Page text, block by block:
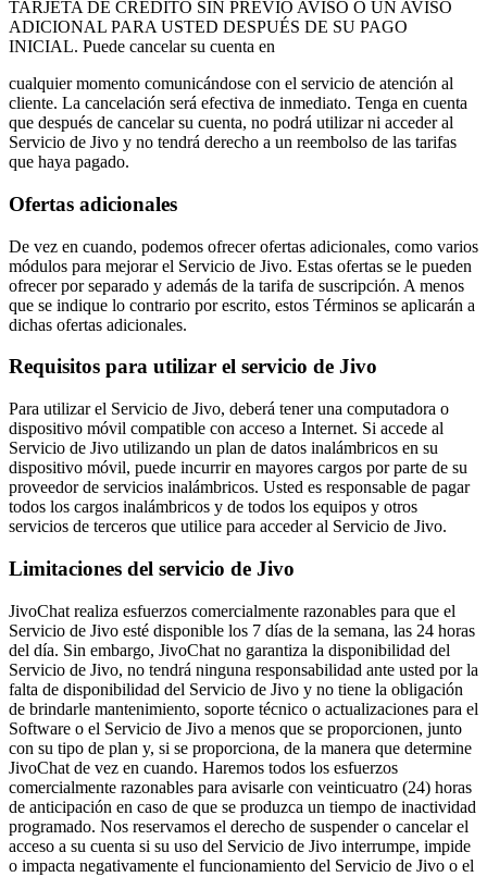
TARJETA DE CRÉDITO SIN PREVIO AVISO O UN AVISO
ADICIONAL PARA USTED DESPUÉS DE SU PAGO
INICIAL. Puede cancelar su cuenta en
cualquier momento comunicándose con el servicio de atención al
cliente. La cancelación será efectiva de inmediato. Tenga en cuenta
que después de cancelar su cuenta, no podrá utilizar ni acceder al
Servicio de Jivo y no tendrá derecho a un reembolso de las tarifas
que haya pagado.
Ofertas adicionales
De vez en cuando, podemos ofrecer ofertas adicionales, como varios
módulos para mejorar el Servicio de Jivo. Estas ofertas se le pueden
ofrecer por separado y además de la tarifa de suscripción. A menos
que se indique lo contrario por escrito, estos Términos se aplicarán a
dichas ofertas adicionales.
Requisitos para utilizar el servicio de Jivo
Para utilizar el Servicio de Jivo, deberá tener una computadora o
dispositivo móvil compatible con acceso a Internet. Si accede al
Servicio de Jivo utilizando un plan de datos inalámbricos en su
dispositivo móvil, puede incurrir en mayores cargos por parte de su
proveedor de servicios inalámbricos. Usted es responsable de pagar
todos los cargos inalámbricos y de todos los equipos y otros
servicios de terceros que utilice para acceder al Servicio de Jivo.
Limitaciones del servicio de Jivo
JivoChat realiza esfuerzos comercialmente razonables para que el
Servicio de Jivo esté disponible los 7 días de la semana, las 24 horas
del día. Sin embargo, JivoChat no garantiza la disponibilidad del
Servicio de Jivo, no tendrá ninguna responsabilidad ante usted por la
falta de disponibilidad del Servicio de Jivo y no tiene la obligación
de brindarle mantenimiento, soporte técnico o actualizaciones para el
Software o el Servicio de Jivo a menos que se proporcionen, junto
con su tipo de plan y, si se proporciona, de la manera que determine
JivoChat de vez en cuando. Haremos todos los esfuerzos
comercialmente razonables para avisarle con veinticuatro (24) horas
de anticipación en caso de que se produzca un tiempo de inactividad
programado. Nos reservamos el derecho de suspender o cancelar el
acceso a su cuenta si su uso del Servicio de Jivo interrumpe, impide
o impacta negativamente el funcionamiento del Servicio de Jivo o el